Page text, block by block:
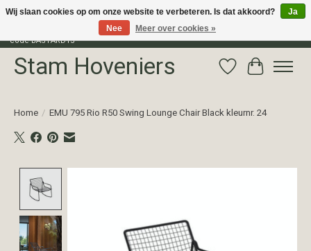
Profiteer van 15% korting op het gehele assortiment van The Bastard met
code BASTARD15
Stam Hoveniers Verlanglijst
Home / EMU 795 Rio R50 Swing Lounge Chair Black kleurnr. 24
Wij slaan cookies op om onze website te verbeteren. Is dat akkoord?
Ja
Nee
Meer over cookies »